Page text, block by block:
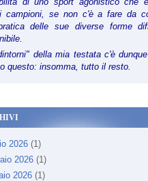
campioni, se non c'è a fare da
delle sue diverse forme
della mia testata c'è
questo: insomma, tutto il resto.
2026 (1)
2026 (1)
2026 (1)